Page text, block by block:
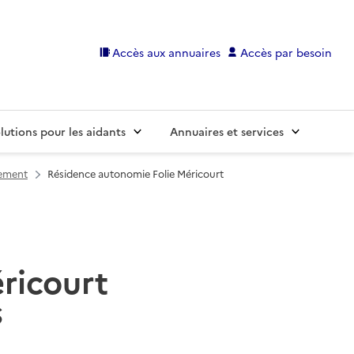
Accès aux annuaires Accès par besoin
pour les aidants Annuaires et services
Résidence autonomie Folie Méricourt